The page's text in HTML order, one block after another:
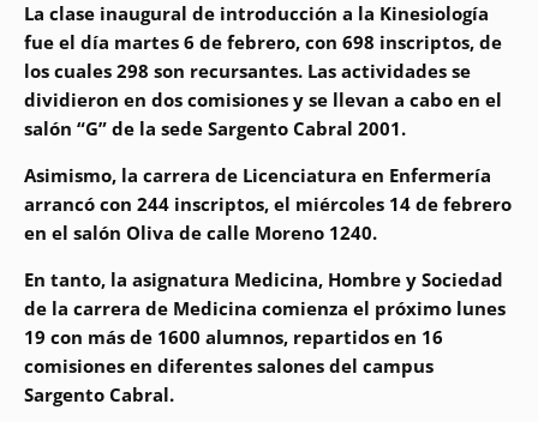
La clase inaugural de introducción a la Kinesiología
fue el día martes 6 de febrero, con 698 inscriptos, de
los cuales 298 son recursantes. Las actividades se
dividieron en dos comisiones y se llevan a cabo en el
salón “G” de la sede Sargento Cabral 2001.
Asimismo, la carrera de Licenciatura en Enfermería
arrancó con 244 inscriptos, el miércoles 14 de febrero
en el salón Oliva de calle Moreno 1240.
En tanto, la asignatura Medicina, Hombre y Sociedad
de la carrera de Medicina comienza el próximo lunes
19 con más de 1600 alumnos, repartidos en 16
comisiones en diferentes salones del campus
Sargento Cabral.